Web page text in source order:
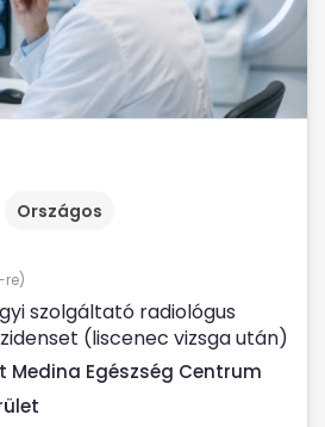
Országos
re)
szolgáltató radiológus
(liscenec vizsga után)
Medina Egészség Centrum